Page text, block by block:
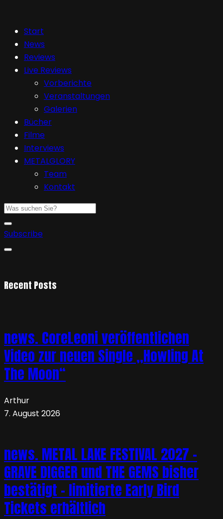
Start
News
Reviews
Live Reviews
Vorberichte
Veranstaltungen
Galerien
Bücher
Filme
Interviews
METALGLORY
Team
Kontakt
Subscribe
Recent Posts
news. CoreLeoni veröffentlichen
Video zur neuen Single „Howling At
The Moon“
Arthur
7. August 2026
news. METAL LAKE FESTIVAL 2027 –
GRAVE DIGGER und THE GEMS bisher
bestätigt – limitierte Early Bird
Tickets erhältlich